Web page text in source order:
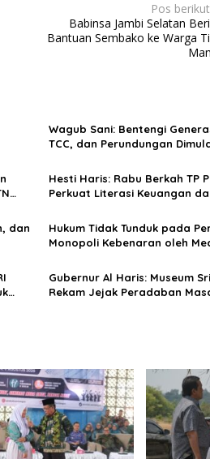
Pos
Babinsa Jambi Selatan
Bantuan Sembako ke Warga
Wagub Sani: Bentengi
TCC, dan Perundungan
Hesti Haris: Rabu Berkah TP
Perkuat Literasi Keuangan
dan
Hukum Tidak Tunduk pada
Monopoli Kebenaran oleh
Gubernur Al Haris: Museum
Rekam Jejak Peradaban